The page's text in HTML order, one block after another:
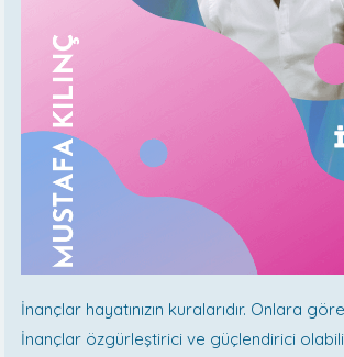
İnançlar hayatınızın kuralarıdır. Onlara
İnançlar özgürleştirici ve güçlendirici